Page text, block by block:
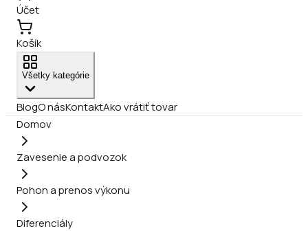
Účet
Košík
Všetky kategórie
BlogO násKontaktAko vrátiť tovar
Domov
Zavesenie a podvozok
Pohon a prenos výkonu
Diferenciály